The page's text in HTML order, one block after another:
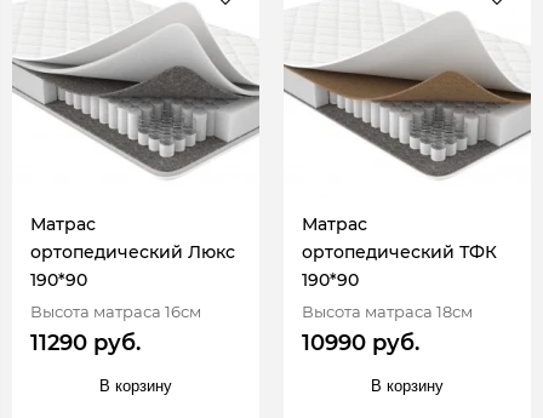
Матрас
ортопедический Люкс
190*90
Высота матраса 16см
11290 руб.
В корзину
Матрас
ортопедический ТФК
190*90
Высота матраса 18см
10990 руб.
В корзину